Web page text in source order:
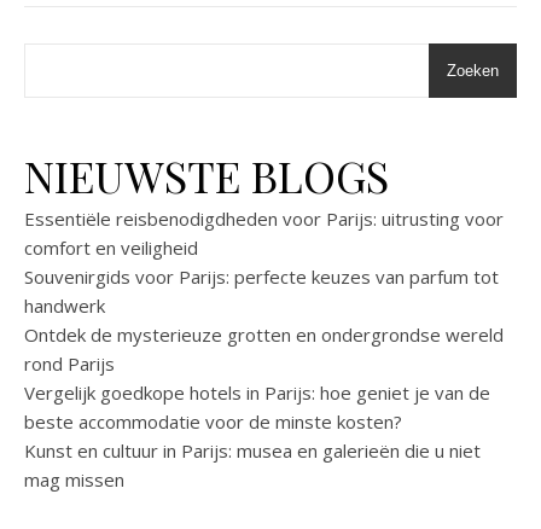
Zoeken
NIEUWSTE BLOGS
Essentiële reisbenodigdheden voor Parijs: uitrusting voor
comfort en veiligheid
Souvenirgids voor Parijs: perfecte keuzes van parfum tot
handwerk
Ontdek de mysterieuze grotten en ondergrondse wereld
rond Parijs
Vergelijk goedkope hotels in Parijs: hoe geniet je van de
beste accommodatie voor de minste kosten?
Kunst en cultuur in Parijs: musea en galerieën die u niet
mag missen